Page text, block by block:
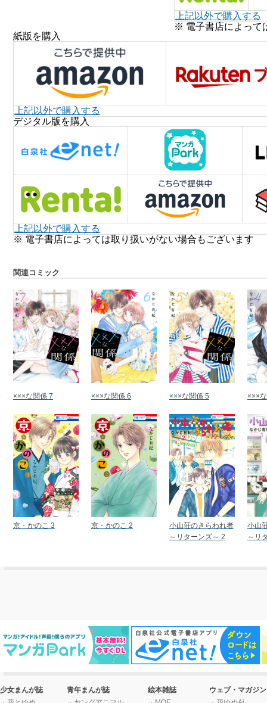
上記以外で購入する
※ 電子書店によって
紙版を購入
上記以外で購入する
デジタル版を購入
上記以外で購入する
※ 電子書店によっては取り扱いがない場合もございます
関連コミック
×××な関係 7 ×××な関係 6 ×××な関係 5 ×××
京・かのこ 3 京・かのこ 2
小山荘のきらわれ者
～リターンズ～ 2
小山
～リ
少女まんが誌
青年まんが誌
絵本雑誌
ウェブ・マガジン